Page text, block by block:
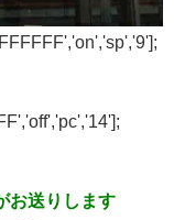
お送りします